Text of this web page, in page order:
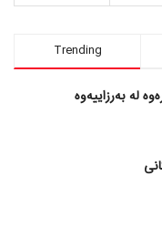
Trending
لە بەرزاییەوە